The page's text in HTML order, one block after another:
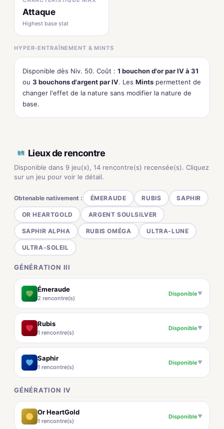
Attaque
Highest base stat
HYPER-ENTRAÎNEMENT & MINTS
Disponible dès Niv. 50. Coût : 1 bouchon d'or par IV à 31
ou 3 bouchons d'argent par IV. Les Mints permettent de
changer l'effet de la nature sans modifier la nature de
base.
Lieux de rencontre
Disponible dans 9 jeu(x), 14 rencontre(s) recensée(s). Cliquez
sur un jeu pour voir le détail.
Obtenable nativement : ÉMERAUDE RUBIS SAPHIR
OR HEARTGOLD ARGENT SOULSILVER
SAPHIR ALPHA RUBIS OMÉGA ULTRA-LUNE
ULTRA-SOLEIL
GÉNÉRATION III
Émeraude
2 rencontre(s)
Disponible▼
Rubis
1 rencontre(s)
Disponible▼
Saphir
1 rencontre(s)
Disponible▼
GÉNÉRATION IV
Or HeartGold
1 rencontre(s)
Disponible▼